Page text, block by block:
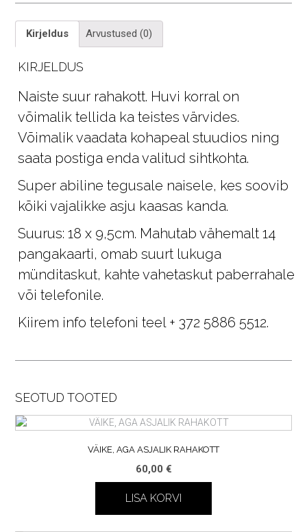
Kirjeldus Arvustused (0)
KIRJELDUS
Naiste suur rahakott. Huvi korral on
võimalik tellida ka teistes värvides.
Võimalik vaadata kohapeal stuudios ning
saata postiga enda valitud sihtkohta.
Super abiline tegusale naisele, kes soovib
kõiki vajalikke asju kaasas kanda.
Suurus: 18 x 9,5cm. Mahutab vähemalt 14
pangakaarti, omab suurt lukuga
münditaskut, kahte vahetaskut paberrahale
või telefonile.
Kiirem info telefoni teel + 372 5886 5512.
SEOTUD TOOTED
VÄIKE, AGA ASJALIK RAHAKOTT
60,00 €
LISA KORVI